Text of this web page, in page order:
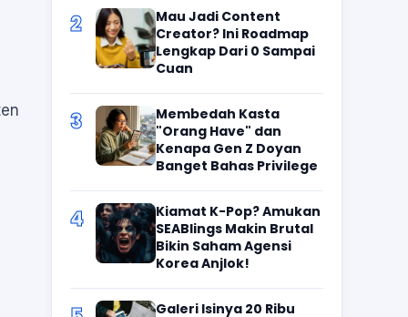
2
Mau Jadi Content
Creator? Ini Roadmap
Lengkap Dari 0 Sampai
Cuan
3
Membedah Kasta
"Orang Have" dan
Kenapa Gen Z Doyan
Banget Bahas Privilege
4
Kiamat K-Pop? Amukan
SEABlings Makin Brutal
Bikin Saham Agensi
Korea Anjlok!
Galeri Isinya 20 Ribu